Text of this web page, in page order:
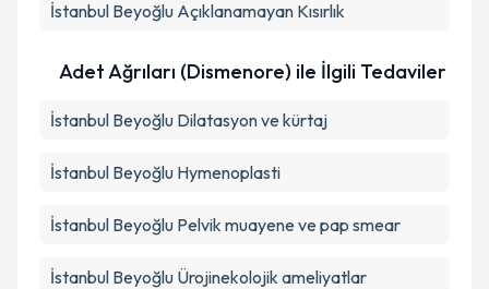
İstanbul Beyoğlu Açıklanamayan Kısırlık
Adet Ağrıları (Dismenore) ile İlgili Tedaviler
İstanbul Beyoğlu Dilatasyon ve kürtaj
İstanbul Beyoğlu Hymenoplasti
İstanbul Beyoğlu Pelvik muayene ve pap smear
İstanbul Beyoğlu Ürojinekolojik ameliyatlar